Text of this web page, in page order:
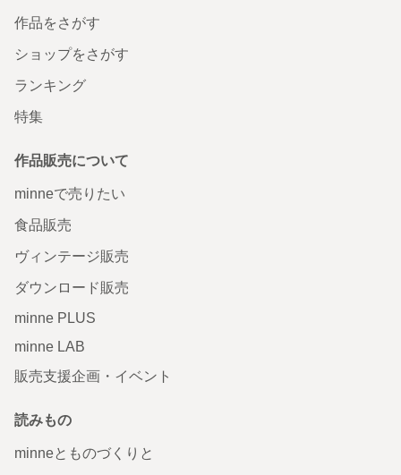
作品をさがす
ショップをさがす
ランキング
特集
作品販売について
minneで売りたい
食品販売
ヴィンテージ販売
ダウンロード販売
minne PLUS
minne LAB
販売支援企画・イベント
読みもの
minneとものづくりと